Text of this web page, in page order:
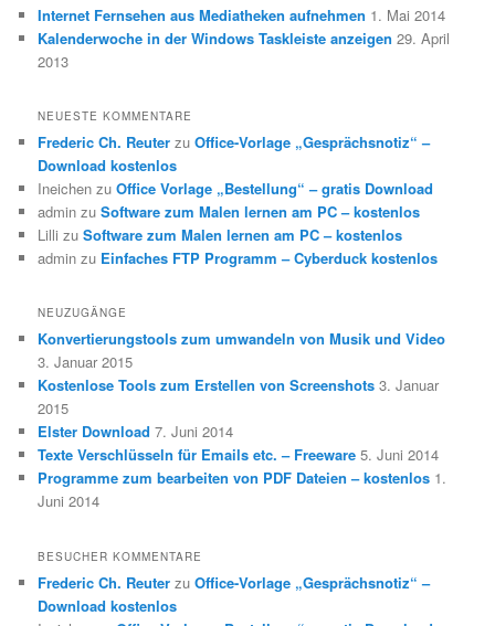
Internet Fernsehen aus Mediatheken aufnehmen 1. Mai 2014
Kalenderwoche in der Windows Taskleiste anzeigen 29. April
2013
NEUESTE KOMMENTARE
Frederic Ch. Reuter zuOffice-Vorlage „Gesprächsnotiz“ –
Download kostenlos
Ineichen zuOffice Vorlage „Bestellung“ – gratis Download
admin zuSoftware zum Malen lernen am PC – kostenlos
Lilli zuSoftware zum Malen lernen am PC – kostenlos
admin zu Einfaches FTP Programm – Cyberduck kostenlos
NEUZUGÄNGE
Konvertierungstools zum umwandeln von Musik und Video
3. Januar 2015
Kostenlose Tools zum Erstellen von Screenshots 3. Januar
2015
Elster Download 7. Juni 2014
Texte Verschlüsseln für Emails etc. – Freeware 5. Juni 2014
Programme zum bearbeiten von PDF Dateien – kostenlos 1.
Juni 2014
BESUCHER KOMMENTARE
Frederic Ch. Reuter zuOffice-Vorlage „Gesprächsnotiz“ –
Download kostenlos